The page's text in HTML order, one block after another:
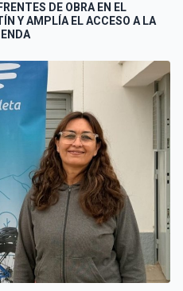
DE OBRA EN EL
Y AMPLÍA EL ACCESO A LA